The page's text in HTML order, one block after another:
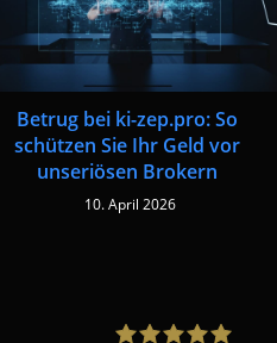
Betrug bei ki-zep.pro: So
schützen Sie Ihr Geld vor
unseriösen Brokern
10. April 2026